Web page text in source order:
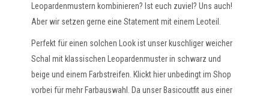
Leopardenmustern kombinieren? Ist euch zuviel? Uns auch!
Aber wir setzen gerne eine Statement mit einem Leoteil.
Perfekt für einen solchen Look ist unser kuschliger weicher
Schal mit klassischen Leopardenmuster in schwarz und
beige und einem Farbstreifen. Klickt hier unbedingt im Shop
vorbei für mehr Farbauswahl. Da unser Basicoutfit aus einer